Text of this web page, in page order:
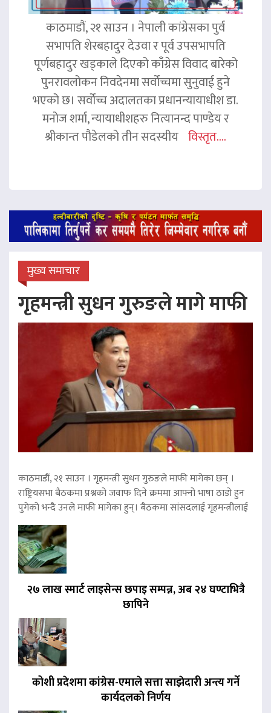
काठमाडौं, २१ साउन । नेपाली कांग्रेसका पुर्व
सभापति शेरबहादुर देउवा र पूर्व उपसभापति
पूर्णबहादुर खड्काले दिएको काँग्रेस विवाद बारेको
पुनरावलोकन निवदेनमा सर्वोच्चमा सुनुवाई हुने
भएको छ। सर्वोच्च अदालतका प्रधानन्यायाधीश डा.
मनोज शर्मा, न्यायाधीशहरु नित्यानन्द पाण्डेय र
श्रीकान्त पौडेलको तीन सदस्यीय विस्तृत....
मुख्य समाचार
गृहमन्त्री सुधन गुरुङले मागे माफी
काठमाडौं, २१ साउन । गृहमन्त्री सुधन गुरुङले माफी मागेका छन् ।
राष्ट्रियसभा बैठकमा प्रश्नको जवाफ दिने क्रममा आफ्नो भाषा ठाडो हुन
पुगेको भन्दै उनले माफी मागेका हुन्। बैठकमा सांसदलाई गृहमन्त्रीलाई
२७ लाख स्मार्ट लाइसेन्स छपाइ सम्पन्न, अब २४ घण्टाभित्रै
छापिने
कोशी प्रदेशमा कांग्रेस-एमाले सत्ता साझेदारी अन्त्य गर्ने
कार्यदलको निर्णय